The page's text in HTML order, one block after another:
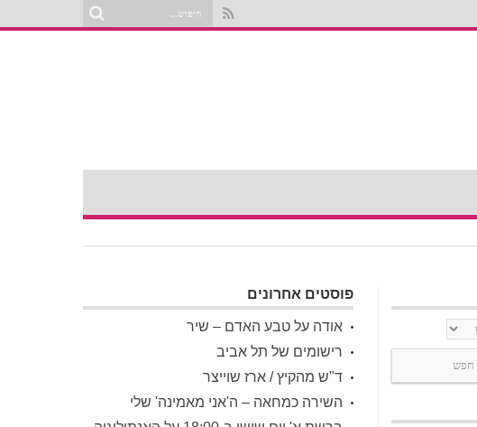
פוסטים אחרונים
אודה על טבע האדם – שיר
רישומים של תל אביב
ד"ש מהקיץ / ארז שוייצר
השירה כמחאה – ה'אני מאמינה' שלי